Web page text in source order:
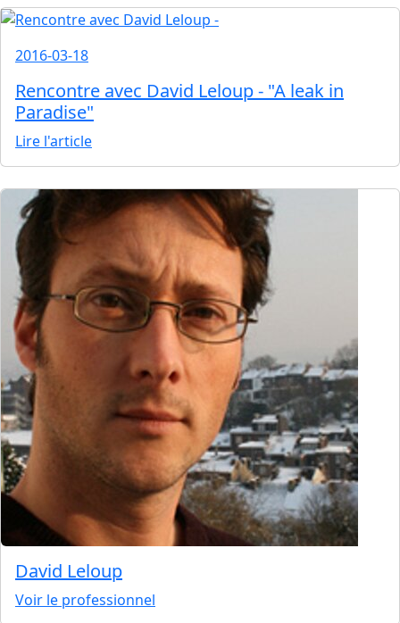
2016-03-18
Rencontre avec David Leloup - "A leak in
Paradise"
Lire l'article
David Leloup
Voir le professionnel